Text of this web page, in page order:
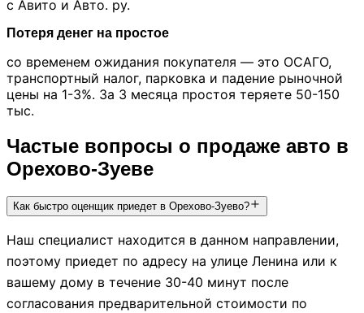
с Авито и Авто. ру.
Потеря денег на простое
со временем ожидания покупателя — это ОСАГО,
транспортный налог, парковка и падение рыночной
цены на 1-3%. За 3 месяца простоя теряете 50-150
тыс.
Частые вопросы о продаже авто в
Орехово-Зуеве
Как быстро оценщик приедет в Орехово-Зуево?
Наш специалист находится в данном направлении,
поэтому приедет по адресу на улице Ленина или к
вашему дому в течение 30-40 минут после
согласования предварительной стоимости по